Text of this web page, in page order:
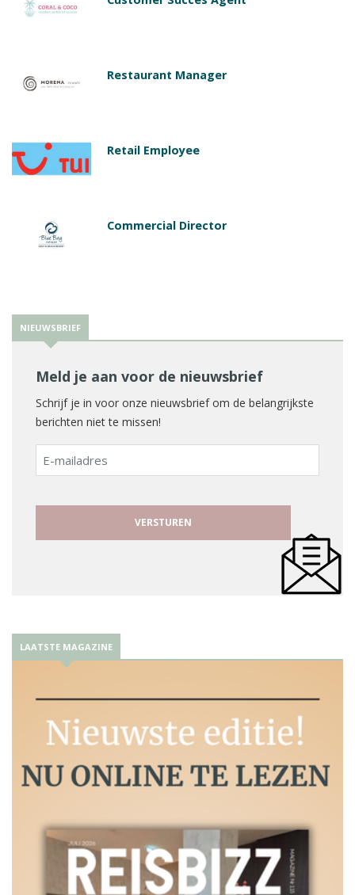
Restaurant Manager
Retail Employee
Commercial Director
NIEUWSBRIEF
Meld je aan voor de nieuwsbrief
Schrijf je in voor onze nieuwsbrief om de belangrijkste
berichten niet te missen!
E-
mailadres
LAATSTE MAGAZINE